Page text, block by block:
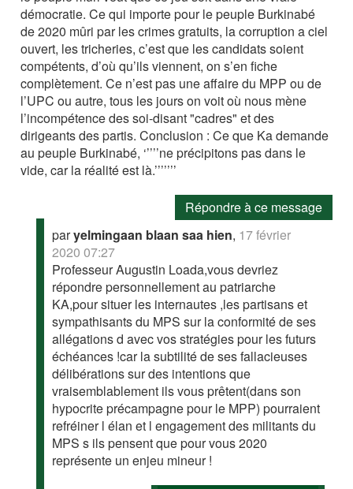
démocratie. Ce qui importe pour le peuple Burkinabé
de 2020 mûri par les crimes gratuits, la corruption a ciel
ouvert, les tricheries, c’est que les candidats soient
compétents, d’où qu’ils viennent, on s’en fiche
complètement. Ce n’est pas une affaire du MPP ou de
l’UPC ou autre, tous les jours on voit où nous mène
l’incompétence des soi-disant "cadres" et des
dirigeants des partis. Conclusion : Ce que Ka demande
au peuple Burkinabé, ‘’’’’ne précipitons pas dans le
vide, car la réalité est là.’’’’’’’
Répondre à ce message
paryelmingaan blaan saa hien, 17 février
2020 07:27
Professeur Augustin Loada,vous devriez
répondre personnellement au patriarche
KA,pour situer les internautes ,les partisans et
sympathisants du MPS sur la conformité de ses
allégations d avec vos stratégies pour les futurs
échéances !car la subtilité de ses fallacieuses
délibérations sur des intentions que
vraisemblablement ils vous prêtent(dans son
hypocrite précampagne pour le MPP) pourraient
refréiner l élan et l engagement des militants du
MPS s ils pensent que pour vous 2020
représente un enjeu mineur !